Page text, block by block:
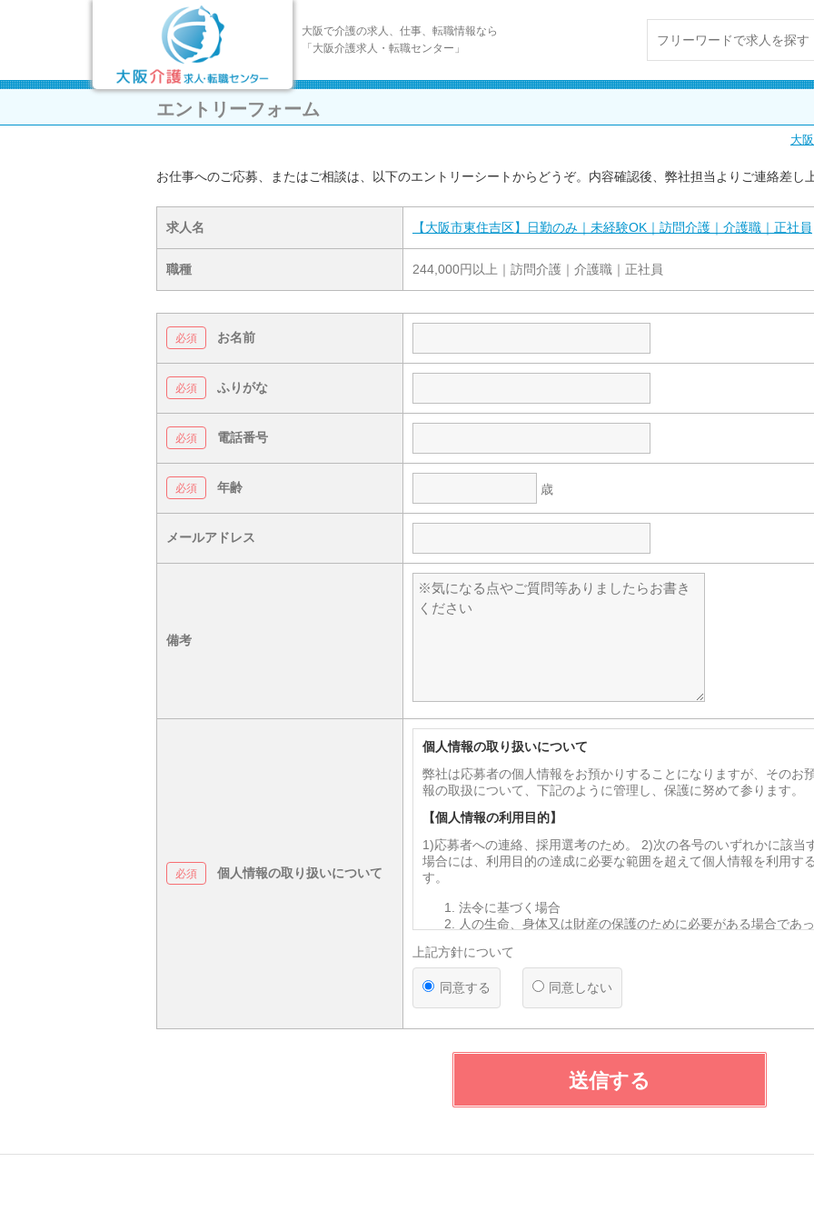
大阪で介護の求人、仕事、転職情報なら
「大阪介護求人・転職センター」
エントリーフォーム
大
お仕事へのご応募、またはご相談は、以下のエントリーシートからどうぞ。内容確認後、弊社担当よりご連絡差し
求人名 【大阪市東住吉区】日勤のみ｜未経験OK｜訪問介護｜介護職｜正社員
職種 244,000円以上｜訪問介護｜介護職｜正社員
お名前
ふりがな
電話番号
年齢 歳
メールアドレス
備考
個人情報の取り扱いについて
個人情報の取り扱いについて
弊社は応募者の個人情報をお預かりすることになりますが、そのお
報の取扱について、下記のように管理し、保護に努めて参ります。
【個人情報の利用目的】
1)応募者への連絡、採用選考のため。 2)次の各号のいずれかに該当
場合には、利用目的の達成に必要な範囲を超えて個人情報を利用す
す。
法令に基づく場合
人の生命、身体又は財産の保護のために必要がある場合であ
公衆衛生の向上又は児童の健全な育成の推進のために特に必要
って、本人の同意を得ることが困難であるとき
国の機関若しくは地方公共団体又はその委託を受けた者が法令
遂行することに対して協力する必要がある場合であって、本人
【第三者への提供】
弊社は法律で定められている場合を除いて、応募者の個人情報を当
得ず第三者に提供・委託することはありません。ただし、官公庁等
により個人情報について開示が求められた場合は、関係法令に反し
【提供の任意性】
上記方針について
同意する 同意しない
送信する